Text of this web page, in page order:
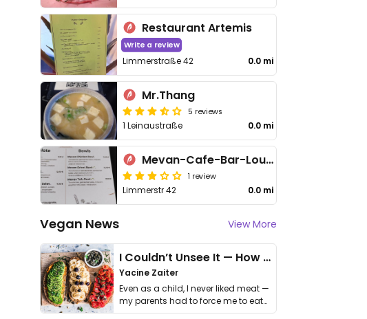
Restaurant Artemis
Write a review
Limmerstraße 42 0.0 mi
Mr.Thang
5 reviews
1 Leinaustraße 0.0 mi
Mevan-Cafe-Bar-Lounge
1 review
Limmerstr 42 0.0 mi
Vegan News View More
I Couldn’t Unsee It — How Thailand Turned My Beliefs Into Action⁠
Yacine Zaiter
Even as a child, I never liked meat —
my parents had to force me to eat
it. I …